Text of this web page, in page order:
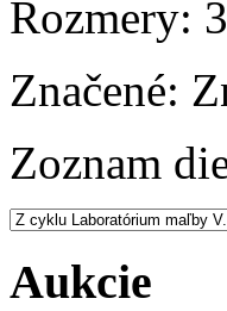
Rozmery:
Značené:
Zoznam
Aukcie